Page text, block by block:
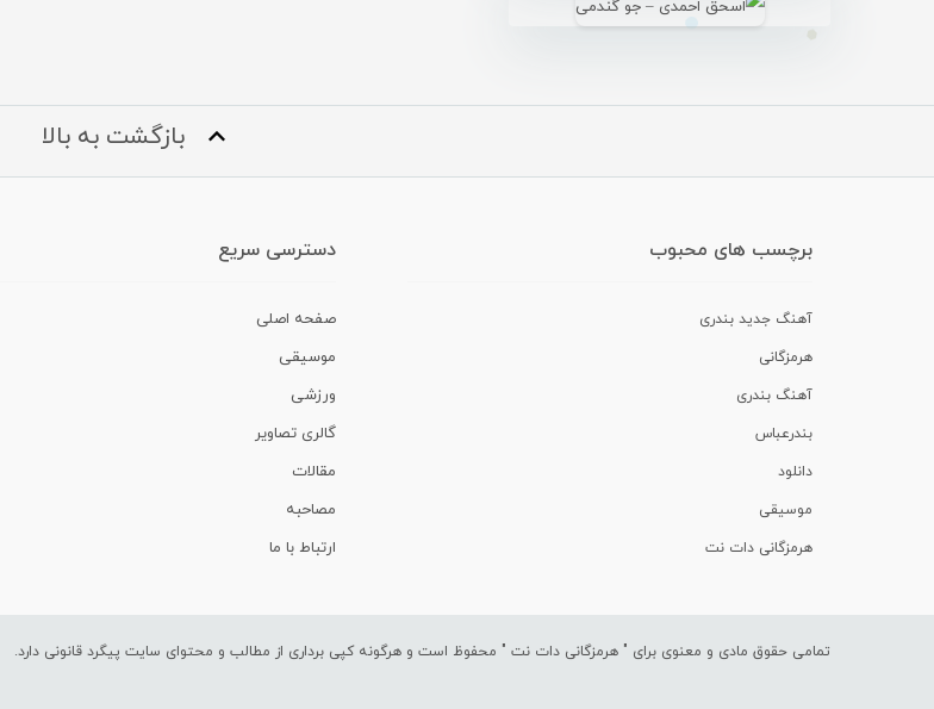
بازگشت به بالا
برچسب های محبوب
آهنگ جدید بندری
هرمزگانی
آهنگ بندری
بندرعباس
دانلود
موسیقی
هرمزگانی دات نت
دسترسی سریع
صفحه اصلی
موسیقی
ورزشی
گالری تصاویر
مقالات
مصاحبه
ارتباط با ما
تمامی حقوق مادی و معنوی برای " هرمزگانی دات نت " محفوظ است و هرگونه کپی برداری از مطالب و محتوای سایت پیگرد قانونی دارد.